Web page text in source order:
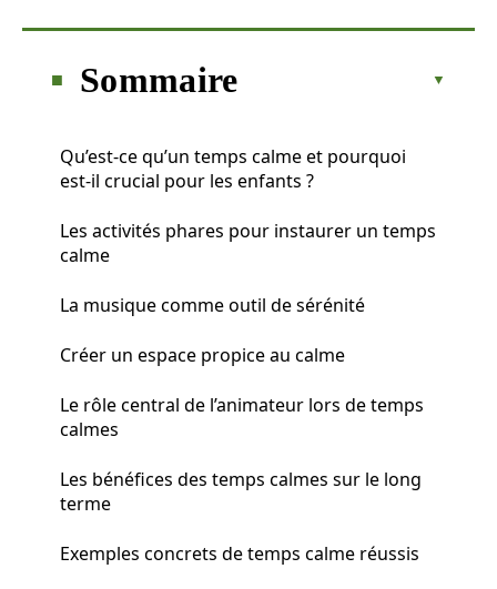
Sommaire
Qu’est-ce qu’un temps calme et pourquoi
est-il crucial pour les enfants ?
Les activités phares pour instaurer un temps
calme
La musique comme outil de sérénité
Créer un espace propice au calme
Le rôle central de l’animateur lors de temps
calmes
Les bénéfices des temps calmes sur le long
terme
Exemples concrets de temps calme réussis